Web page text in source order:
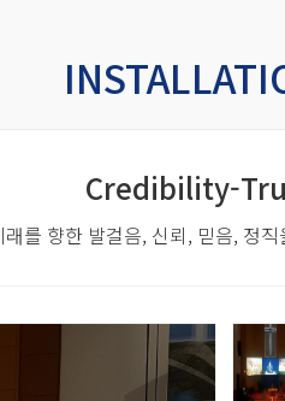
Credibility-
를 향한 발걸음, 신뢰, 믿음, 정